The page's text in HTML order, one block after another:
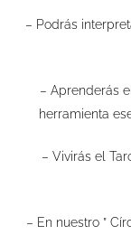
– Podrás
– Aprenderás el
herramienta
– Vivirás el
– En nuestro ”